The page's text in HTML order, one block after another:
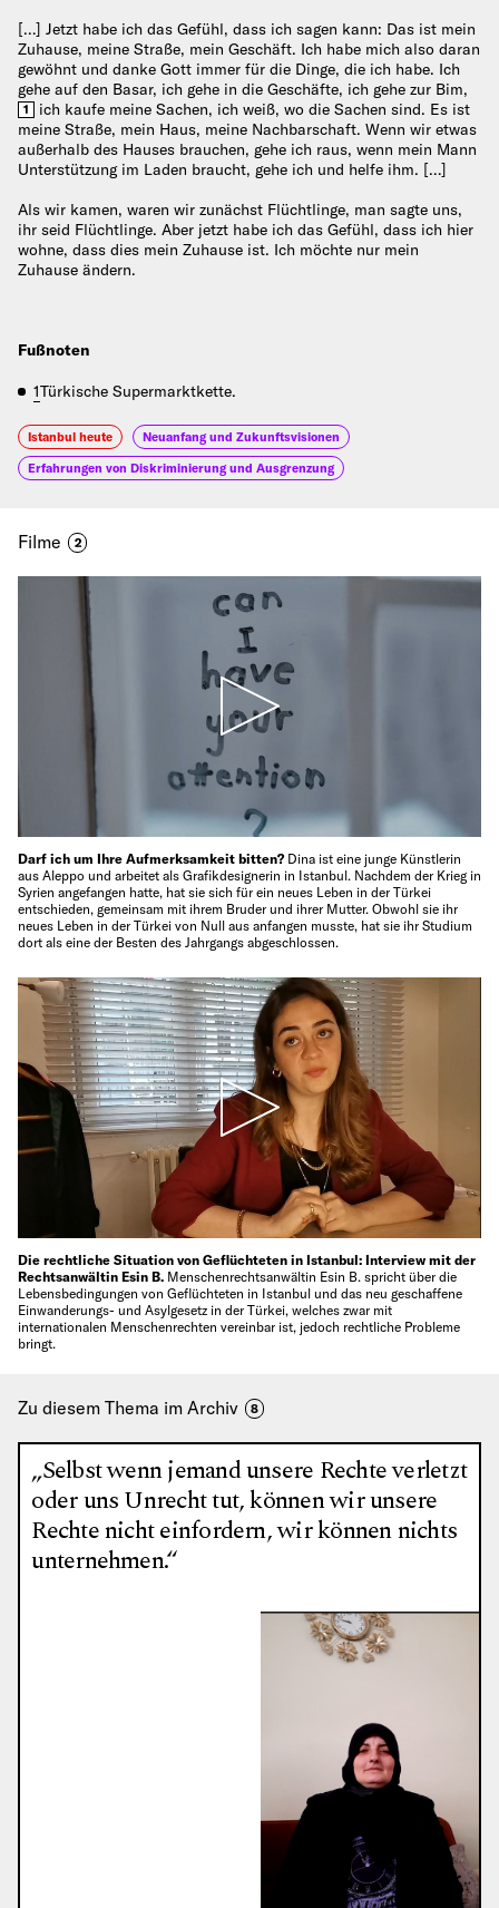
[…] Jetzt habe ich das Gefühl, dass ich sagen kann: Das ist mein
Zuhause, meine Straße, mein Geschäft. Ich habe mich also daran
gewöhnt und danke Gott immer für die Dinge, die ich habe. Ich
gehe auf den Basar, ich gehe in die Geschäfte, ich gehe zur Bim,
1
ich kaufe meine Sachen, ich weiß, wo die Sachen sind. Es ist
meine Straße, mein Haus, meine Nachbarschaft. Wenn wir etwas
außerhalb des Hauses brauchen, gehe ich raus, wenn mein Mann
Unterstützung im Laden braucht, gehe ich und helfe ihm. […]
Als wir kamen, waren wir zunächst Flüchtlinge, man sagte uns,
ihr seid Flüchtlinge. Aber jetzt habe ich das Gefühl, dass ich hier
wohne, dass dies mein Zuhause ist. Ich möchte nur mein
Zuhause ändern.
Fußnoten
1Türkische Supermarktkette.
Istanbul heute Neuanfang und Zukunftsvisionen
Erfahrungen von Diskriminierung und Ausgrenzung
Filme 2
Darf ich um Ihre Aufmerksamkeit bitten? Dina ist eine junge Künstlerin
aus Aleppo und arbeitet als Grafikdesignerin in Istanbul. Nachdem der Krieg in
Syrien angefangen hatte, hat sie sich für ein neues Leben in der Türkei
entschieden, gemeinsam mit ihrem Bruder und ihrer Mutter. Obwohl sie ihr
neues Leben in der Türkei von Null aus anfangen musste, hat sie ihr Studium
dort als eine der Besten des Jahrgangs abgeschlossen.
Die rechtliche Situation von Geflüchteten in Istanbul: Interview mit der
Rechtsanwältin Esin B. Menschenrechtsanwältin Esin B. spricht über die
Lebensbedingungen von Geflüchteten in Istanbul und das neu geschaffene
Einwanderungs- und Asylgesetz in der Türkei, welches zwar mit
internationalen Menschenrechten vereinbar ist, jedoch rechtliche Probleme
bringt.
Zu diesem Thema im Archiv 8
„Selbst wenn jemand unsere Rechte verletzt
oder uns Unrecht tut, können wir unsere
Rechte nicht einfordern, wir können nichts
unternehmen.“